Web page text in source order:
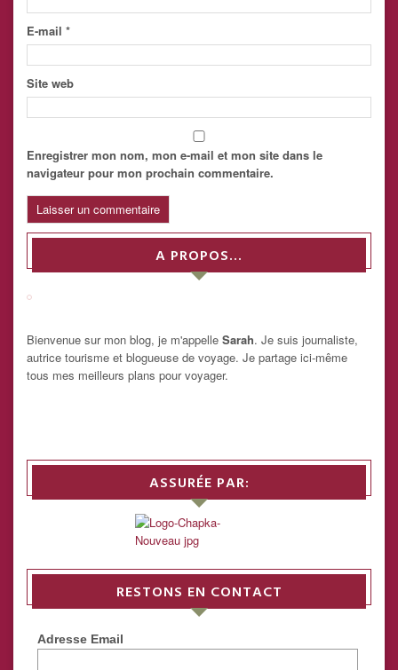
E-mail *
Site web
Enregistrer mon nom, mon e-mail et mon site dans le
navigateur pour mon prochain commentaire.
A PROPOS…
Bienvenue sur mon blog, je m'appelle Sarah. Je suis journaliste,
autrice tourisme et blogueuse de voyage. Je partage ici-même
tous mes meilleurs plans pour voyager.
ASSURÉE PAR:
RESTONS EN CONTACT
Adresse Email